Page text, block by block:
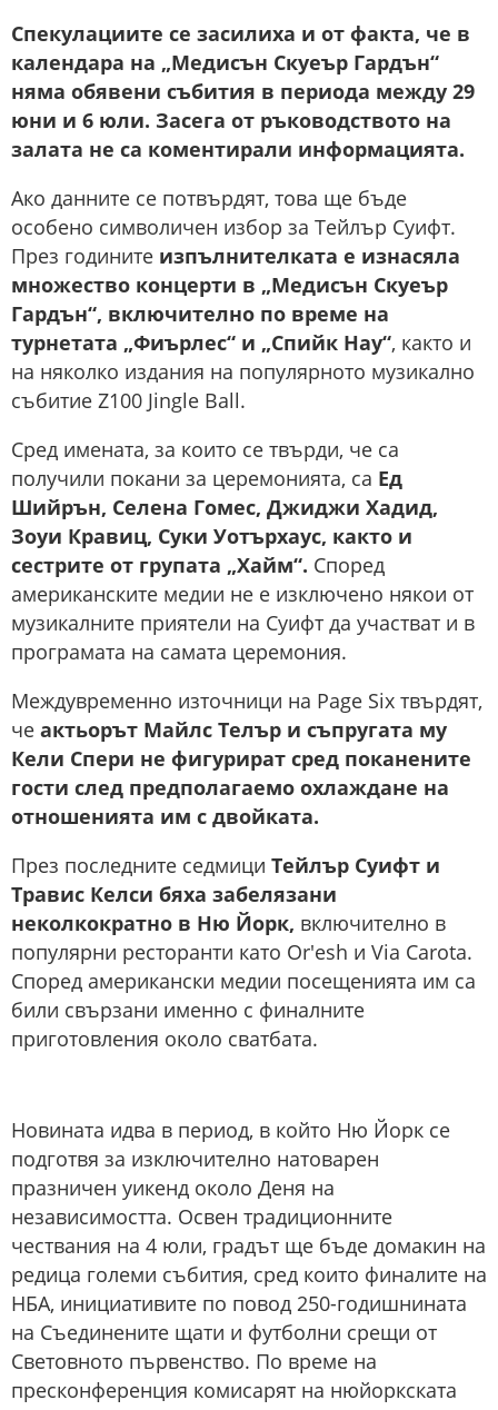
Спекулациите се засилиха и от факта, че в
календара на „Медисън Скуеър Гардън“
няма обявени събития в периода между 29
юни и 6 юли. Засега от ръководството на
залата не са коментирали информацията.
Ако данните се потвърдят, това ще бъде
особено символичен избор за Тейлър Суифт.
През годините изпълнителката е изнасяла
множество концерти в „Медисън Скуеър
Гардън“, включително по време на
турнетата „Фиърлес“ и „Спийк Нау“, както и
на няколко издания на популярното музикално
събитие Z100 Jingle Ball.
Сред имената, за които се твърди, че са
получили покани за церемонията, са Ед
Шийрън, Селена Гомес, Джиджи Хадид,
Зоуи Кравиц, Суки Уотърхаус, както и
сестрите от групата „Хайм“. Според
американските медии не е изключено някои от
музикалните приятели на Суифт да участват и в
програмата на самата церемония.
Междувременно източници на Page Six твърдят,
че актьорът Майлс Телър и съпругата му
Кели Спери не фигурират сред поканените
гости след предполагаемо охлаждане на
отношенията им с двойката.
През последните седмици Тейлър Суифт и
Травис Келси бяха забелязани
неколкократно в Ню Йорк, включително в
популярни ресторанти като Or'esh и Via Carota.
Според американски медии посещенията им са
били свързани именно с финалните
приготовления около сватбата.
Новината идва в период, в който Ню Йорк се
подготвя за изключително натоварен
празничен уикенд около Деня на
независимостта. Освен традиционните
чествания на 4 юли, градът ще бъде домакин на
редица големи събития, сред които финалите на
НБА, инициативите по повод 250-годишнината
на Съединените щати и футболни срещи от
Световното първенство. По време на
пресконференция комисарят на нюйоркската